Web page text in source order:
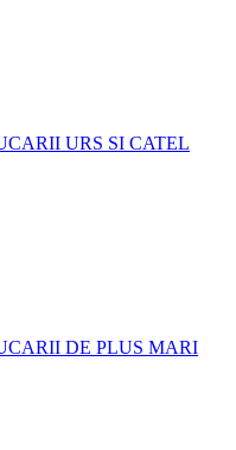
URS SI CATEL
DE PLUS MARI